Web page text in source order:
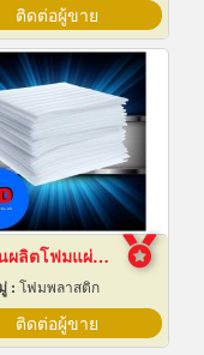
ติดต่อผู้ขาย
โรงงานผลิตโฟมแผ่นเกรด A ชลบุรี
: โฟมพลาสติก
ติดต่อผู้ขาย